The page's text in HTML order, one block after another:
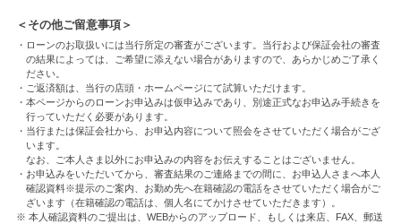
＜その他ご留意事項＞
・ローンのお取扱いには当行所定の審査がございます。当行および保証会社の審査
の結果によっては、ご希望に添えない場合がありますので、あらかじめご了承く
ださい。
・ご返済額は、当行の店頭・ホームページにて試算いただけます。
・本ページからのローンお申込みは仮申込みであり、別途正式なお申込み手続きを
行っていただく必要があります。
・当行または保証会社から、お申込内容について照会をさせていただく場合がござ
います。
なお、ご本人さま以外にお申込みの内容をお伝えすることはございません。
・お申込みをいただいてから、審査結果のご連絡までの間に、お申込人さまへ本人
確認資料※提示のご案内、お勤め先へ在籍確認の電話をさせていただく場合がご
ざいます（在籍確認の電話は、個人名にてかけさせていただきます）。
※ 本人確認資料のご提出は、WEBからのアップロード、もしくは来店、FAX、郵送